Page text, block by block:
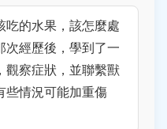
吃的水果，該怎麼處
次經歷後，學到了一
觀察症狀，並聯繫獸
些情況可能加重傷